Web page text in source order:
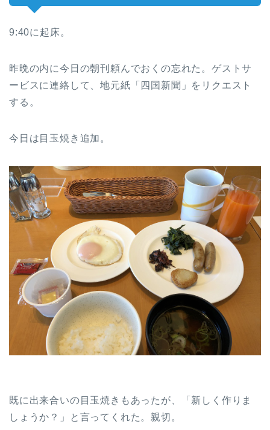
9:40に起床。
昨晩の内に今日の朝刊頼んでおくの忘れた。ゲストサ
ービスに連絡して、地元紙「四国新聞」をリクエスト
する。
今日は目玉焼き追加。
既に出来合いの目玉焼きもあったが、「新しく作りま
しょうか？」と言ってくれた。親切。